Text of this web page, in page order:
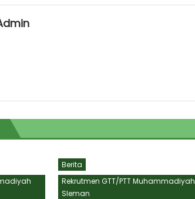
Berita
Rekrutmen GTT/PTT Muhammadiyah
Sleman